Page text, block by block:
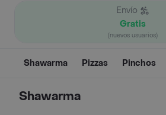
Envío
Gratis
(nuevos usuarios)
Shawarma Pizzas Pinchos
Shawarma